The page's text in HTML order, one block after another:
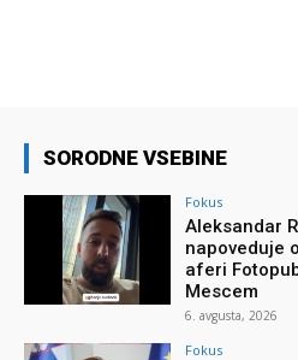
SORODNE VSEBINE
Fokus
Aleksandar
napoveduje
aferi
Mescem
6. avgusta, 2026
Fokus